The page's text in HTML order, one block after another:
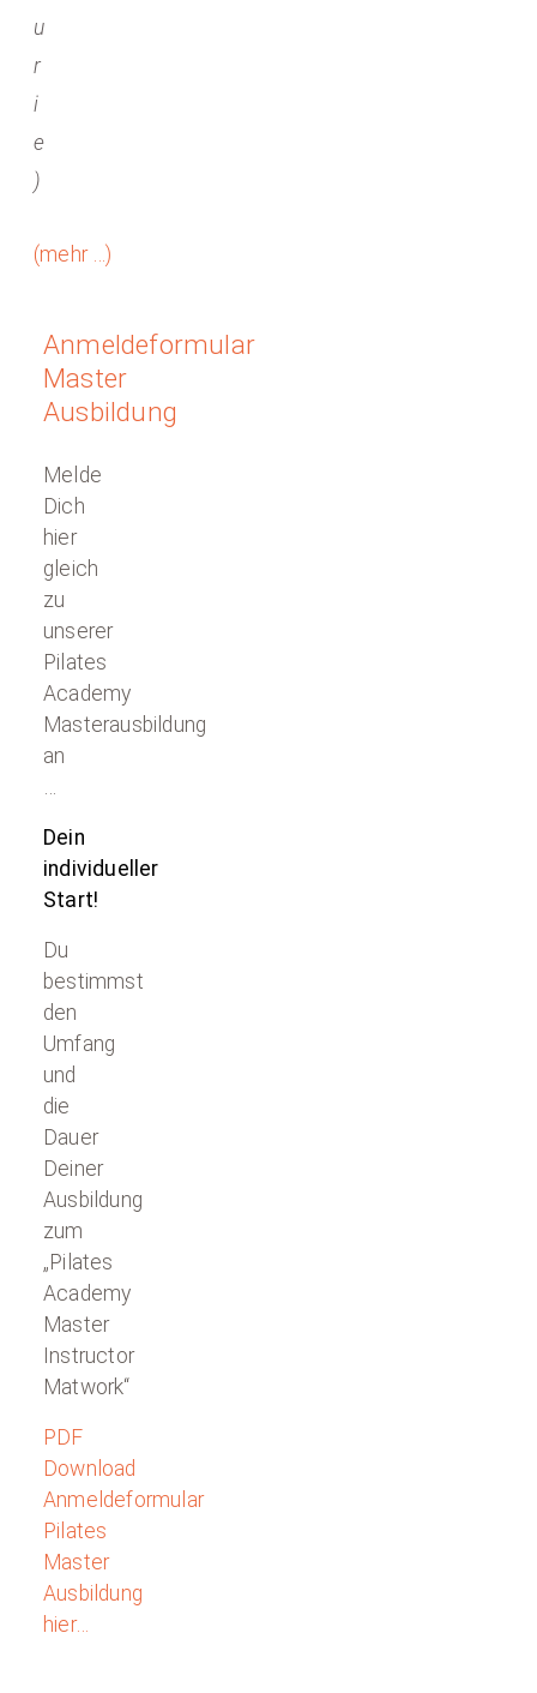
u
r
i
e
)
(mehr …)
Anmeldeformular
Master
Ausbildung
Melde
Dich
hier
gleich
zu
unserer
Pilates
Academy
Masterausbildung
an
…
Dein
individueller
Start!
Du
bestimmst
den
Umfang
und
die
Dauer
Deiner
Ausbildung
zum
„Pilates
Academy
Master
Instructor
Matwork“
PDF
Download
Anmeldeformular
Pilates
Master
Ausbildung
hier…